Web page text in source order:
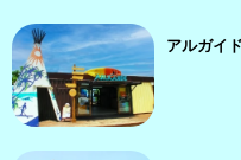
アルガイ